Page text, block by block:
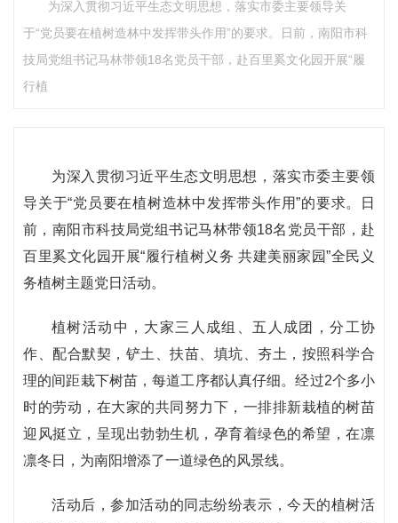
为深入贯彻习近平生态文明思想，落实市委主要领导关
于“党员要在植树造林中发挥带头作用”的要求。日前，南阳市科
技局党组书记马林带领18名党员干部，赴百里奚文化园开展“履
行植
为深入贯彻习近平生态文明思想，落实市委主要领
导关于“党员要在植树造林中发挥带头作用”的要求。日
前，南阳市科技局党组书记马林带领18名党员干部，赴
百里奚文化园开展“履行植树义务 共建美丽家园”全民义
务植树主题党日活动。
植树活动中，大家三人成组、五人成团，分工协
作、配合默契，铲土、扶苗、填坑、夯土，按照科学合
理的间距栽下树苗，每道工序都认真仔细。经过2个多小
时的劳动，在大家的共同努力下，一排排新栽植的树苗
迎风挺立，呈现出勃勃生机，孕育着绿色的希望，在凛
凛冬日，为南阳增添了一道绿色的风景线。
活动后，参加活动的同志纷纷表示，今天的植树活